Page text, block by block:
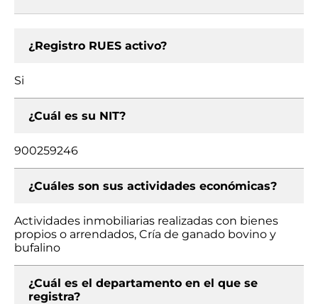
¿Registro RUES activo?
Si
¿Cuál es su NIT?
900259246
¿Cuáles son sus actividades económicas?
Actividades inmobiliarias realizadas con bienes
propios o arrendados, Cría de ganado bovino y
bufalino
¿Cuál es el departamento en el que se
registra?